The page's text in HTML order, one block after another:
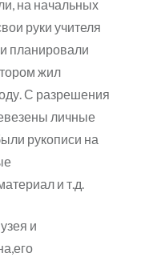
на начальных
руки учителя
планировали
жил
С разрешения
личные
рукописи на
и т.д.
и